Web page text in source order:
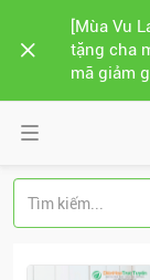
[Mùa Vu
tặng cha
mã giảm